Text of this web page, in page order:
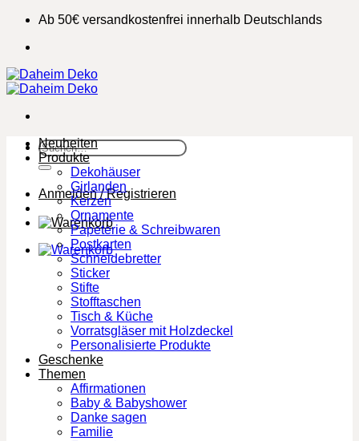
Zum
springen
Ab 50€ versandkostenfrei innerhalb Deutschlands
Suchen
nach:
Anmelden / Registrieren
Neuheiten
Produkte
Dekohäuser
Girlanden
Kerzen
Ornamente
Papeterie & Schreibwaren
Postkarten
Schneidebretter
Sticker
Stifte
Stofftaschen
Tisch & Küche
Vorratsgläser mit Holzdeckel
Personalisierte Produkte
Geschenke
Themen
Affirmationen
Baby & Babyshower
Danke sagen
Familie